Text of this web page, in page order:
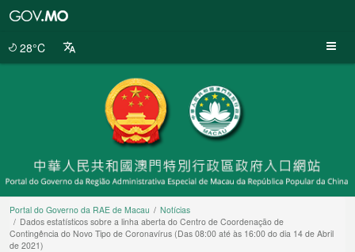
28°C
Portal do Governo da RAE de Macau
Notícias
Dados estatísticos sobre a linha aberta do Centro de Coordenação de
Contingência do Novo Tipo de Coronavírus (Das 08:00 até às 16:00 do dia 14 de Abril
de 2021)